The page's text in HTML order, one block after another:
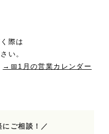
際は
い。
→📅1月の営業カレンダー
ご相談！／